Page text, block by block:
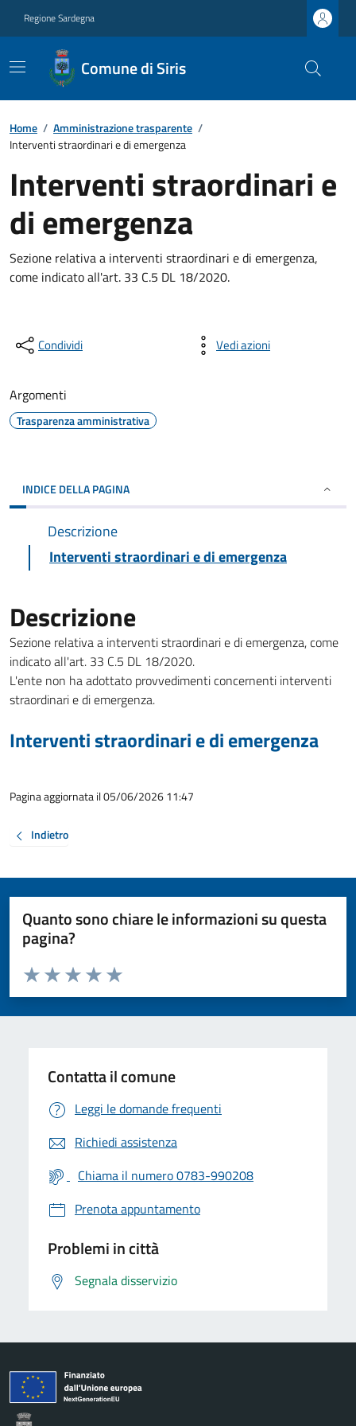
Regione Sardegna
Comune di Siris
Home / Amministrazione trasparente /
Interventi straordinari e di emergenza
Interventi straordinari e
di emergenza
Sezione relativa a interventi straordinari e di emergenza,
come indicato all'art. 33 C.5 DL 18/2020.
Condividi Vedi azioni
Argomenti
Trasparenza amministrativa
INDICE DELLA PAGINA
Descrizione
Interventi straordinari e di emergenza
Descrizione
Sezione relativa a interventi straordinari e di emergenza, come
indicato all'art. 33 C.5 DL 18/2020.
L'ente non ha adottato provvedimenti concernenti interventi
straordinari e di emergenza.
Interventi straordinari e di emergenza
Pagina aggiornata il 05/06/2026 11:47
Indietro
Quanto sono chiare le informazioni su questa
pagina?
Valuta da 1 a 5 stelle la pagina
Valuta 5 stelle su 5
Valuta 4 stelle su 5
Valuta 3 stelle su 5
Valuta 2 stelle su 5
Valuta 1 stelle su 5
Contatta il comune
Leggi le domande frequenti
Richiedi assistenza
Chiama il numero 0783-990208
Prenota appuntamento
Problemi in città
Segnala disservizio